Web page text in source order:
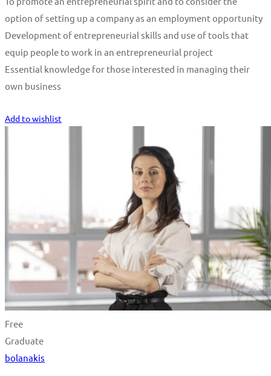
option of setting up a company as an employment opportunity
Development of entrepreneurial skills and use of tools that
equip people to work in an entrepreneurial project
Essential knowledge for those interested in managing their
own business
Add to wishlist
Free
Graduate
bolanakis